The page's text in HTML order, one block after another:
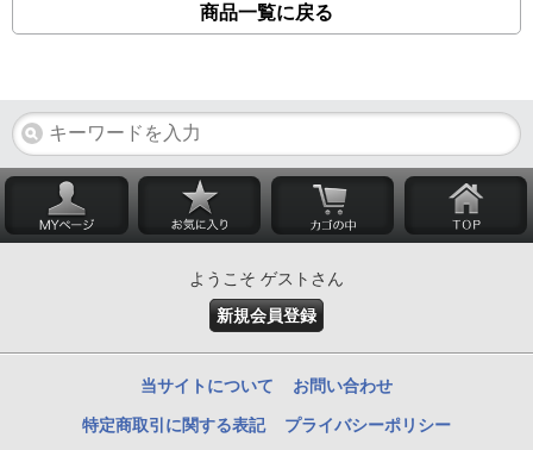
商品一覧に戻る
ようこそ ゲストさん
新規会員登録
当サイトについて お問い合わせ
特定商取引に関する表記 プライバシーポリシー